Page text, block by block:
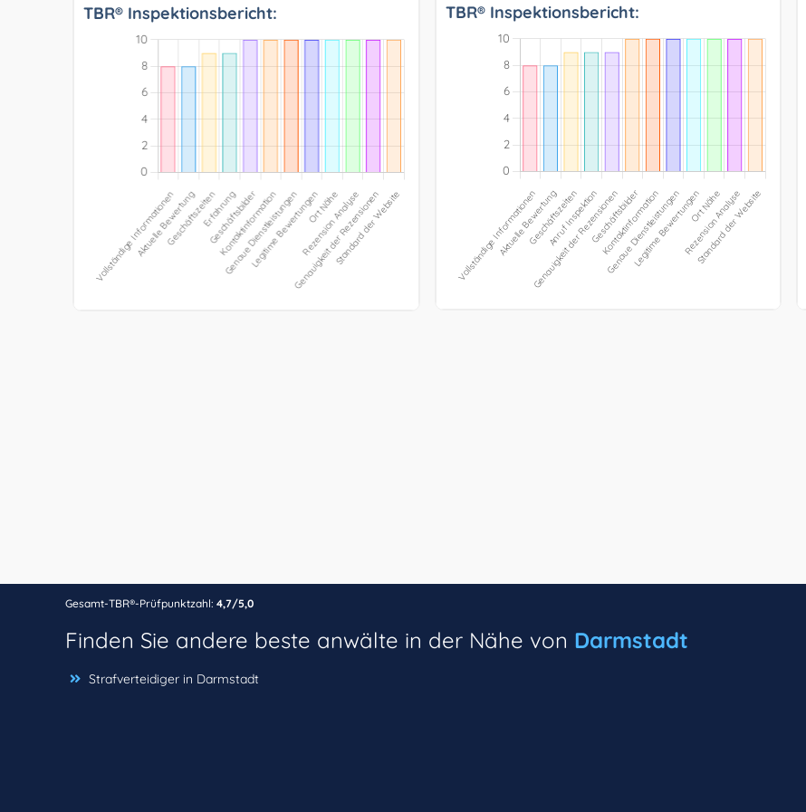
TBR® Inspektionsbericht: TBR® Inspektionsbericht:
Gesamt-TBR®-Prüfpunktzahl: 4,7/5,0
Finden Sie andere beste anwälte in der Nähe von Darmstadt
Strafverteidiger in Darmstadt